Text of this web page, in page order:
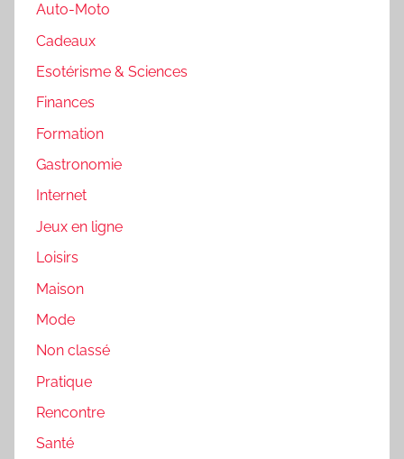
Auto-Moto
Cadeaux
Esotérisme & Sciences
Finances
Formation
Gastronomie
Internet
Jeux en ligne
Loisirs
Maison
Mode
Non classé
Pratique
Rencontre
Santé